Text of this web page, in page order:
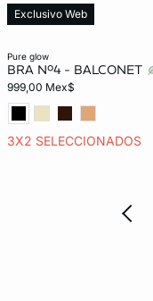
pure glow
BRA Nº4 - BALCONET
999,00 Mex$
3X2 SELECCIONADOS
Exclusivo Web